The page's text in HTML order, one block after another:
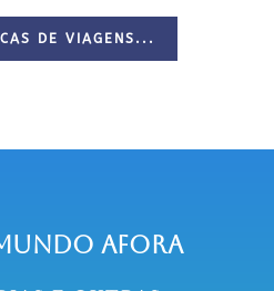
DE VIAGENS...
Afora